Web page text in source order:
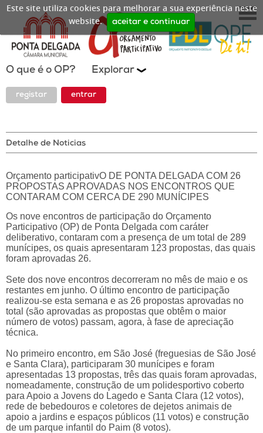
Este site utiliza cookies para melhorar a sua experiência neste
website.
aceitar e continuar
O que é o OP? Explorar
registar entrar
Detalhe de Noticias
Orçamento participativO DE PONTA DELGADA COM 26
PROPOSTAS APROVADAS NOS ENCONTROS QUE
CONTARAM COM CERCA DE 290 MUNÍCIPES
Os nove encontros de participação do Orçamento
Participativo (OP) de Ponta Delgada com caráter
deliberativo, contaram com a presença de um total de 289
munícipes, os quais apresentaram 123 propostas, das quais
foram aprovadas 26.
Sete dos nove encontros decorreram no mês de maio e os
restantes em junho. O último encontro de participação
realizou-se esta semana e as 26 propostas aprovadas no
total (são aprovadas as propostas que obtêm o maior
número de votos) passam, agora, à fase de apreciação
técnica.
No primeiro encontro, em São José (freguesias de São José
e Santa Clara), participaram 30 munícipes e foram
apresentadas 13 propostas, três das quais foram aprovadas,
nomeadamente, construção de um polidesportivo coberto
para Apoio a Jovens do Lagedo e Santa Clara (12 votos),
rede de bebedouros e coletores de dejetos animais de
apoio a jardins e espaços públicos (11 votos) e construção
de um parque infantil do Paim (8 votos).